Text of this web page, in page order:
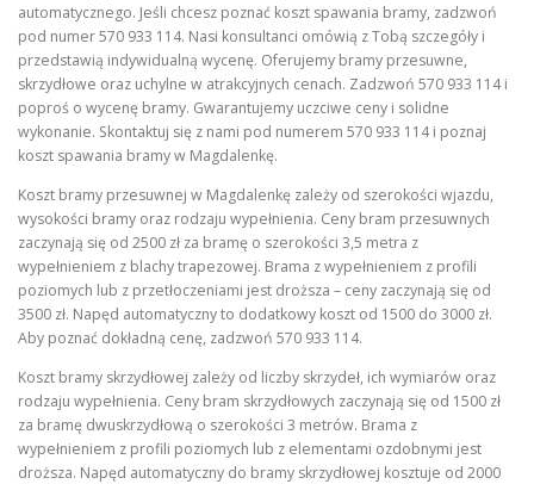
automatycznego. Jeśli chcesz poznać koszt spawania bramy, zadzwoń
pod numer 570 933 114. Nasi konsultanci omówią z Tobą szczegóły i
przedstawią indywidualną wycenę. Oferujemy bramy przesuwne,
skrzydłowe oraz uchylne w atrakcyjnych cenach. Zadzwoń 570 933 114 i
poproś o wycenę bramy. Gwarantujemy uczciwe ceny i solidne
wykonanie. Skontaktuj się z nami pod numerem 570 933 114 i poznaj
koszt spawania bramy w Magdalenkę.
Koszt bramy przesuwnej w Magdalenkę zależy od szerokości wjazdu,
wysokości bramy oraz rodzaju wypełnienia. Ceny bram przesuwnych
zaczynają się od 2500 zł za bramę o szerokości 3,5 metra z
wypełnieniem z blachy trapezowej. Brama z wypełnieniem z profili
poziomych lub z przetłoczeniami jest droższa – ceny zaczynają się od
3500 zł. Napęd automatyczny to dodatkowy koszt od 1500 do 3000 zł.
Aby poznać dokładną cenę, zadzwoń 570 933 114.
Koszt bramy skrzydłowej zależy od liczby skrzydeł, ich wymiarów oraz
rodzaju wypełnienia. Ceny bram skrzydłowych zaczynają się od 1500 zł
za bramę dwuskrzydłową o szerokości 3 metrów. Brama z
wypełnieniem z profili poziomych lub z elementami ozdobnymi jest
droższa. Napęd automatyczny do bramy skrzydłowej kosztuje od 2000